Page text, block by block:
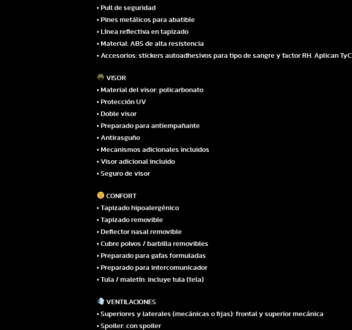
• Pull de seguridad
• Pines metálicos para abatible
• Línea reflectiva en tapizado
• Material: ABS de alta resistencia
• Accesorios: stickers autoadhesivos para tipo de sangre y factor RH. Aplican TyC
VISOR
• Material del visor: policarbonato
• Protección UV
• Doble visor
• Preparado para antiempañante
• Antirasguño
• Mecanismos adicionales incluidos
• Visor adicional incluido
• Seguro de visor
CONFORT
• Tapizado hipoalergénico
• Tapizado removible
• Deflector nasal removible
• Cubre polvos / barbilla removibles
• Preparado para gafas formuladas
• Preparado para intercomunicador
• Tula / maletín: incluye tula (tela)
VENTILACIONES
• Superiores y laterales (mecánicas o fijas): frontal y superior mecánica
• Spoiler: con spoiler